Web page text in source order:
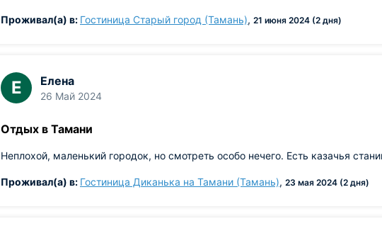
Проживал(а) в: Гостиница Старый город (Тамань), 21 июня 2024 (2 дня)
Е Елена
26 Май 2024
Отдых в Тамани
Неплохой, маленький городок, но смотреть особо нечего. Есть казачья
Проживал(а) в: Гостиница Диканька на Тамани (Тамань), 23 мая 2024 (2 дня)